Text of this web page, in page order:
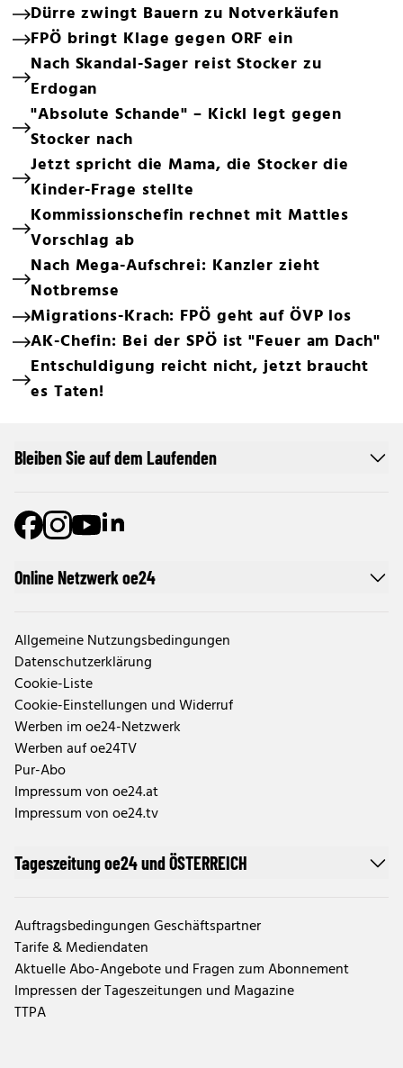
Dürre zwingt Bauern zu Notverkäufen
FPÖ bringt Klage gegen ORF ein
Nach Skandal-Sager reist Stocker zu
Erdogan
"Absolute Schande" – Kickl legt gegen
Stocker nach
Jetzt spricht die Mama, die Stocker die
Kinder-Frage stellte
Kommissionschefin rechnet mit Mattles
Vorschlag ab
Nach Mega-Aufschrei: Kanzler zieht
Notbremse
Migrations-Krach: FPÖ geht auf ÖVP los
AK-Chefin: Bei der SPÖ ist "Feuer am Dach"
Entschuldigung reicht nicht, jetzt braucht
es Taten!
Online Netzwerk oe24
Allgemeine Nutzungsbedingungen
Datenschutzerklärung
Cookie-Liste
Cookie-Einstellungen und Widerruf
Werben im oe24-Netzwerk
Werben auf oe24TV
Pur-Abo
Impressum von oe24.at
Impressum von oe24.tv
Tageszeitung oe24 und ÖSTERREICH
Auftragsbedingungen Geschäftspartner
Tarife & Mediendaten
Aktuelle Abo-Angebote und Fragen zum Abonnement
Impressen der Tageszeitungen und Magazine
TTPA
Bleiben Sie auf dem Laufenden